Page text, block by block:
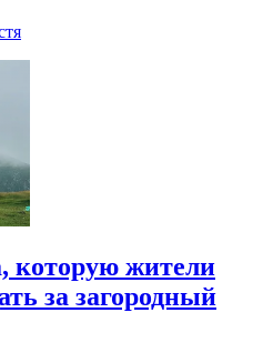
которую жители
за загородный